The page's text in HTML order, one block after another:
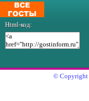
Html-код:
© Copyright